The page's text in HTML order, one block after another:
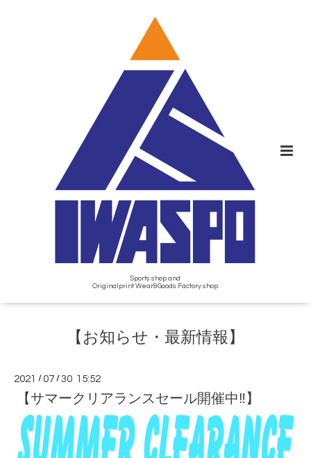
Sports shop and
Originalprint Wear&Goods Factory shop
【お知らせ・最新情報】
2021 /07 /30 15:52
【サマークリアランスセール開催中‼】